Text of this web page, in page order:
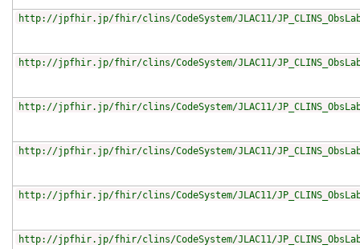
http://jpfhir.jp/fhir/clins/CodeSystem/JLAC11/
http://jpfhir.jp/fhir/clins/CodeSystem/JLAC11/
http://jpfhir.jp/fhir/clins/CodeSystem/JLAC11/
http://jpfhir.jp/fhir/clins/CodeSystem/JLAC11/
http://jpfhir.jp/fhir/clins/CodeSystem/JLAC11/
http://jpfhir.jp/fhir/clins/CodeSystem/JLAC11/